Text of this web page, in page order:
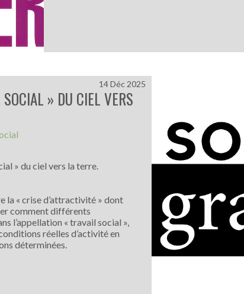
» DU CIEL VERS
» du ciel vers la terre.
la « crise d’attractivité » dont
comment différents
l’appellation « travail social »,
réelles d’activité en
déterminées.
14 Déc 2025